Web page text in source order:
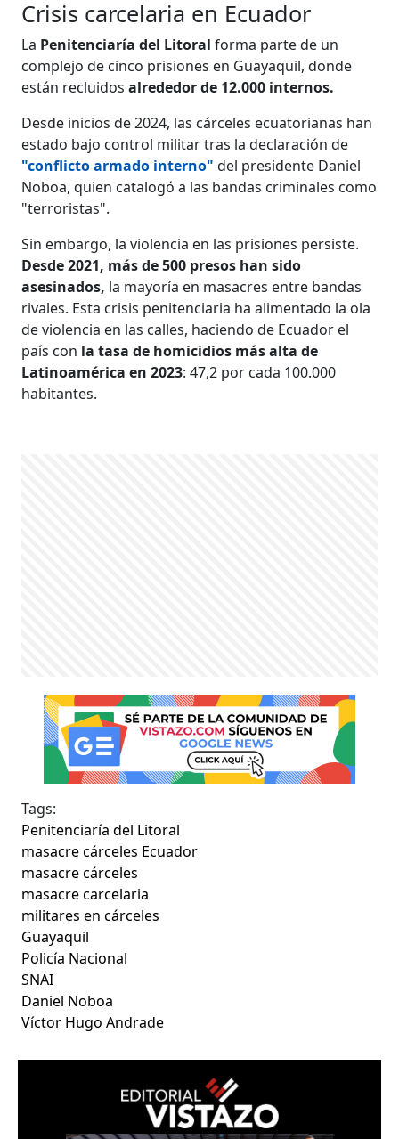
Crisis carcelaria en Ecuador
La Penitenciaría del Litoral forma parte de un
complejo de cinco prisiones en Guayaquil, donde
están recluidosalrededor de 12.000 internos.
Desde inicios de 2024, las cárceles ecuatorianas han
estado bajo control militar tras la declaración de
"conflicto armado interno"del presidente Daniel
Noboa, quien catalogó a las bandas criminales como
"terroristas".
Sin embargo, la violencia en las prisiones persiste.
Desde 2021, más de 500 presos han sido
asesinados, la mayoría en masacres entre bandas
rivales. Esta crisis penitenciaria ha alimentado la ola
de violencia en las calles, haciendo de Ecuador el
país con la tasa de homicidios más alta de
Latinoamérica en 2023: 47,2 por cada 100.000
habitantes.
Tags:
Penitenciaría del Litoral
masacre cárceles Ecuador
masacre cárceles
masacre carcelaria
militares en cárceles
Guayaquil
Policía Nacional
SNAI
Daniel Noboa
Víctor Hugo Andrade